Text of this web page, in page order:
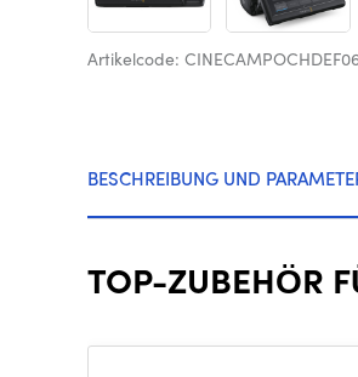
Artikelcode:
BESCHREIBUNG UND
TOP-ZUBEHÖR